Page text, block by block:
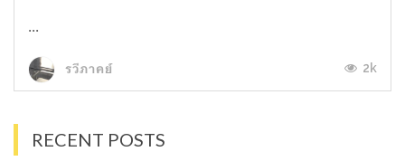
...
รวีภาคย์ 2k
RECENT POSTS